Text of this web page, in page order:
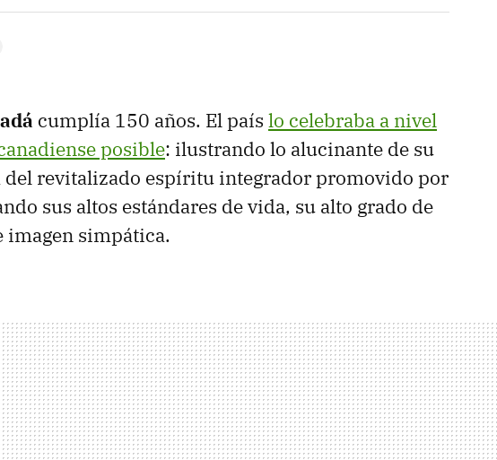
cumplía 150 años. El país lo celebraba a nivel
posible: ilustrando lo alucinante de su
del revitalizado espíritu integrador promovido por
sus altos estándares de vida, su alto grado de
imagen simpática.